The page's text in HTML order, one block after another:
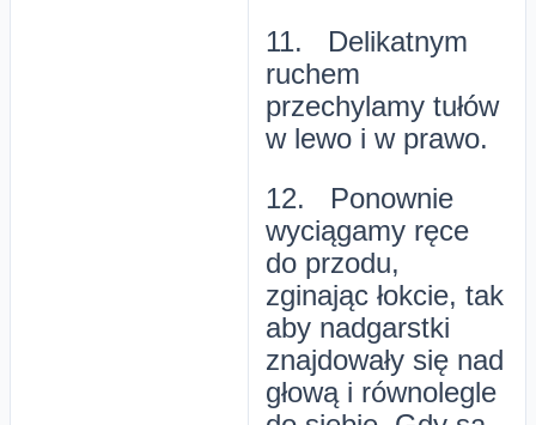
11. Delikatnym
ruchem
przechylamy tułów
w lewo i w prawo.
12. Ponownie
wyciągamy ręce
do przodu,
zginając łokcie, tak
aby nadgarstki
znajdowały się nad
głową i równolegle